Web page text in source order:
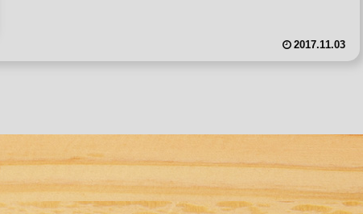
2017.11.03